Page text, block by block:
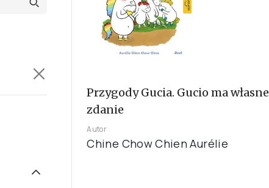
Przygody Gucia. Gucio ma własne
zdanie
Autor
Chine Chow Chien Aurélie